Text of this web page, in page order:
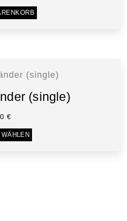
(single)
€